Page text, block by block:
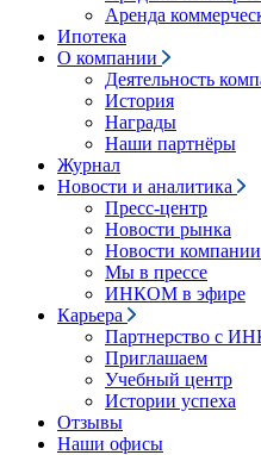
Аренда
Ипотека
О компании
Деятельность
История
Награды
Наши партнёры
Журнал
Новости и аналитика
Пресс-центр
Новости рынка
Новости компании
Мы в прессе
ИНКОМ в эфире
Карьера
Партнерство с
Приглашаем
Учебный центр
Истории успеха
Отзывы
Наши офисы